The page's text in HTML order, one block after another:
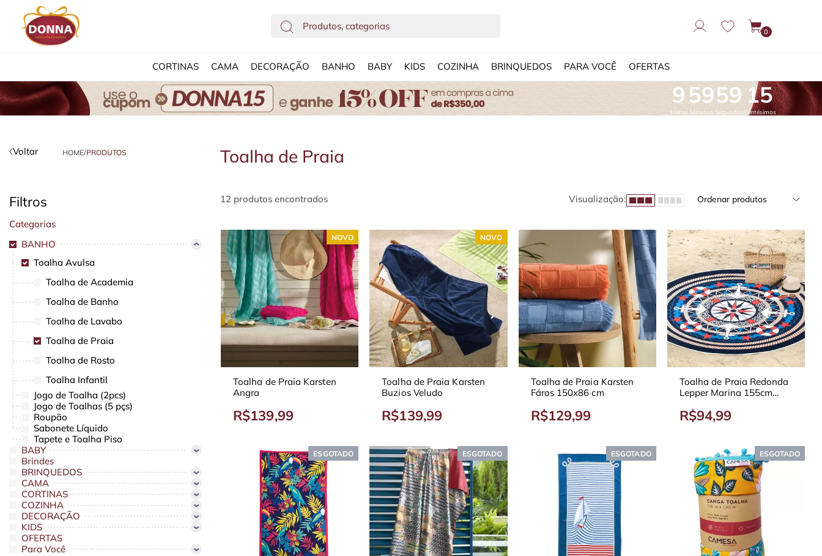
0
CORTINAS CAMA DECORAÇÃO BANHO BABY KIDS COZINHA BRINQUEDOS PARA VOCÊ OFERTAS
9
Horas
59
Minutos
58
Segundos
38
Centésimos
Voltar HOME/PRODUTOS
Filtros
Categorias
BANHO
Toalha Avulsa
Toalha de Academia
Toalha de Banho
Toalha de Lavabo
Toalha de Praia
Toalha de Rosto
Toalha Infantil
Jogo de Toalha (2pcs)
Jogo de Toalhas (5 pçs)
Roupão
Sabonete Líquido
Tapete e Toalha Piso
BABY
Brindes
BRINQUEDOS
CAMA
CORTINAS
COZINHA
DECORAÇÃO
KIDS
OFERTAS
Para Você
Toalha de Praia
12 produtos encontrados Visualização: Ordenar produtos
NOVO
Toalha de Praia Karsten
Angra
R$139,99
NOVO
Toalha de Praia Karsten
Buzios Veludo
R$139,99
Toalha de Praia Karsten
Fáros 150x86 cm
R$129,99
Toalha de Praia Redonda
Lepper Marina 155cm
R$94,99
ESGOTADO ESGOTADO ESGOTADO ESGOTADO